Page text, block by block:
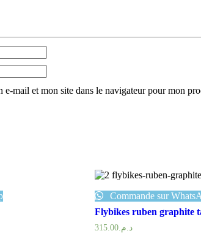
e-mail et mon site dans le navigateur pour mon
Commande sur
Flybikes ruben graphite
د.م.315.00